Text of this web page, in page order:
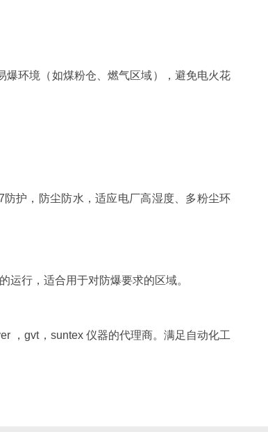
环境（如煤粉仓、燃气区域），避免电火花
护，防尘防水，适应电厂高湿度、多粉尘环
行，适合用于对防爆要求的区域。
，gvt，suntex 仪器的代理商。满足自动化工